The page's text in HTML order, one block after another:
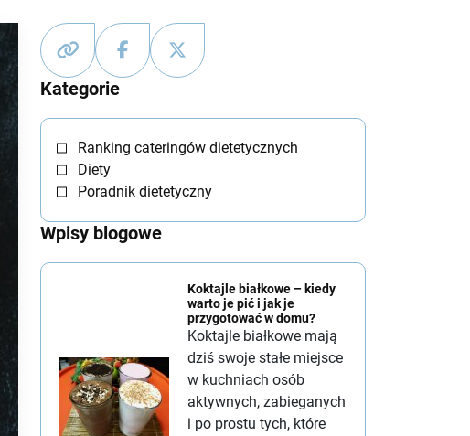
Kategorie
Ranking cateringów dietetycznych
Diety
Poradnik dietetyczny
Wpisy blogowe
Koktajle białkowe – kiedy
warto je pić i jak je
przygotować w domu?
Koktajle białkowe mają
dziś swoje stałe miejsce
w kuchniach osób
aktywnych, zabieganych
i po prostu tych, które